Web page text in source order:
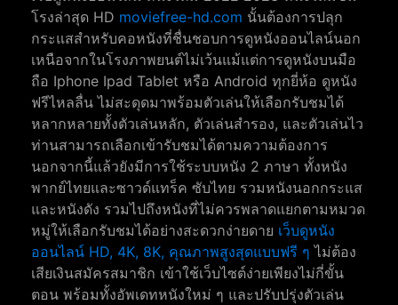
โรงล่าสุด HD moviefree-hd.com นั้นต้องการปลุก
กระแสสำหรับคอหนังที่ชื่นชอบการดูหนังออนไลน์นอก
เหนือจากในโรงภาพยนต์ไม่เว้นแม้แต่การดูหนังบนมือ
ถือ Iphone Ipad Tablet หรือ Android ทุกยี่ห้อ ดูหนัง
ฟรีไหลลื่น ไม่สะดุดมาพร้อมตัวเล่นให้เลือกรับชมได้
หลากหลายทั้งตัวเล่นหลัก, ตัวเล่นสำรอง, และตัวเล่นไว
ท่านสามารถเลือกเข้ารับชมได้ตามความต้องการ
นอกจากนี้แล้วยังมีการใช้ระบบหนัง 2 ภาษา ทั้งหนัง
พากย์ไทยและซาวด์แทร็ค ซับไทย รวมหนังนอกกระแส
และหนังดัง รวมไปถึงหนังที่ไม่ควรพลาดแยกตามหมวด
หมู่ให้เลือกรับชมได้อย่างสะดวกง่ายดาย เว็บดูหนัง
ออนไลน์ HD, 4K, 8K, คุณภาพสูงสุดแบบฟรี ๆ ไม่ต้อง
เสียเงินสมัครสมาชิก เข้าใช้เว็บไซต์ง่ายเพียงไม่กี่ขั้น
ตอน พร้อมทั้งอัพเดทหนังใหม่ ๆ และปรับปรุ่งตัวเล่น